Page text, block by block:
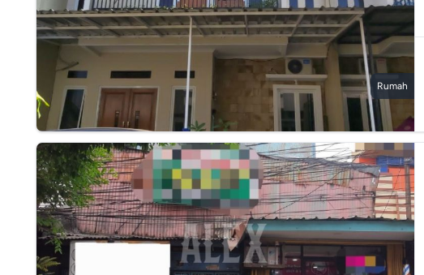
Rumah